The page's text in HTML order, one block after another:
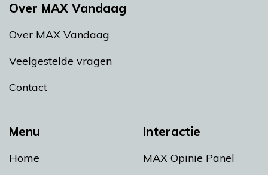
Menu
Home
Interactie
MAX Opinie Panel
Over MAX Vandaag
Over MAX Vandaag
Veelgestelde vragen
Contact